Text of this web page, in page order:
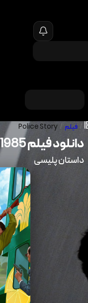
/ فیلم /
Police Story
دانلود فیلم1985
داستان پلیسی